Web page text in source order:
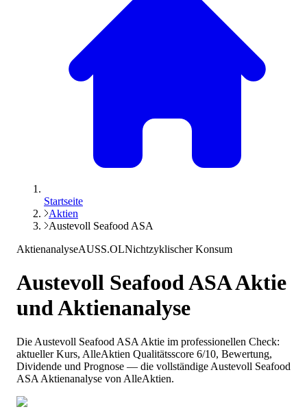
Startseite
Aktien
Austevoll Seafood ASA
AktienanalyseAUSS.OLNichtzyklischer Konsum
Austevoll Seafood ASAAktie
und Aktienanalyse
Die Austevoll Seafood ASA Aktie im professionellen Check:
aktueller Kurs, AlleAktien Qualitätsscore 6/10, Bewertung,
Dividende und Prognose — die vollständige Austevoll Seafood
ASA Aktienanalyse von AlleAktien.